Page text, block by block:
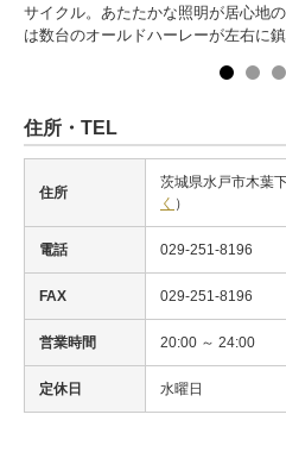
サイクル。あたたかな照明が居心地
は数台のオールドハーレーが左右に鎮
住所・TEL
住所
茨城県水戸市木葉
く ）
電話 029-251-8196
FAX 029-251-8196
営業時間 20:00 ～ 24:00
定休日 水曜日